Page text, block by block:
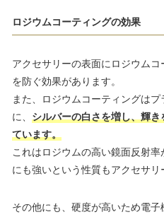
ロジウムコーティングの効果
アクセサリーの表面にロジウム
を防ぐ効果があります。
また、ロジウムコーティングは
に、 シルバーの白さを増し、輝
ています。
これはロジウムの高い鏡面反射
にも強いという性質もアクセサリ
その他にも、硬度が高いため電